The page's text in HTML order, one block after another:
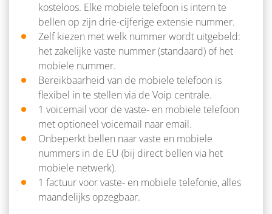
kosteloos. Elke mobiele telefoon is intern te
bellen op zijn drie-cijferige extensie nummer.
Zelf kiezen met welk nummer wordt uitgebeld:
het zakelijke vaste nummer (standaard) of het
mobiele nummer.
Bereikbaarheid van de mobiele telefoon is
flexibel in te stellen via de Voip centrale.
1 voicemail voor de vaste- en mobiele telefoon
met optioneel voicemail naar email.
Onbeperkt bellen naar vaste en mobiele
nummers in de EU (bij direct bellen via het
mobiele netwerk).
1 factuur voor vaste- en mobiele telefonie, alles
maandelijks opzegbaar.